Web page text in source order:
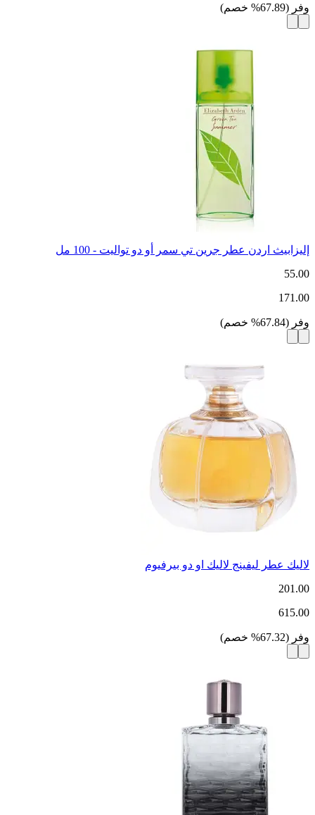
وفر (
67.89
% خصم)
إليزابيث اردن عطر جرين تي سمر أو دو تواليت - 100 مل
55.00
171.00
وفر (
67.84
% خصم)
لاليك عطر ليفينج لاليك او دو بيرفيوم
201.00
615.00
وفر (
67.32
% خصم)